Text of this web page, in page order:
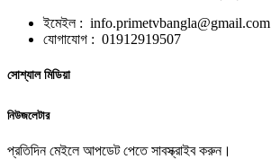
ইমেইল : info.primetvbangla@gmail.com
যোগাযোগ : 01912919507
সোশ্যাল মিডিয়া
নিউজলেটার
প্রতিদিন মেইলে আপডেট পেতে সাবস্ক্রাইব করুন।